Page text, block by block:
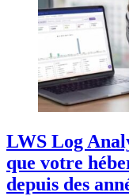
LWS Log
que votre
depuis des